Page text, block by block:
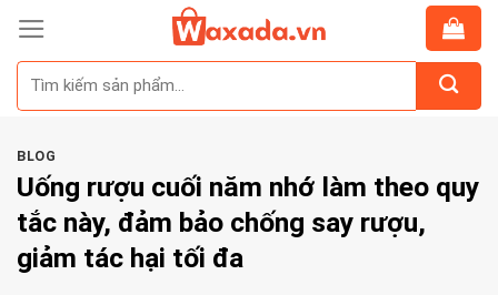
Skip
content
BLOG
Uống rượu cuối năm nhớ làm theo quy
tắc này, đảm bảo chống say rượu,
giảm tác hại tối đa